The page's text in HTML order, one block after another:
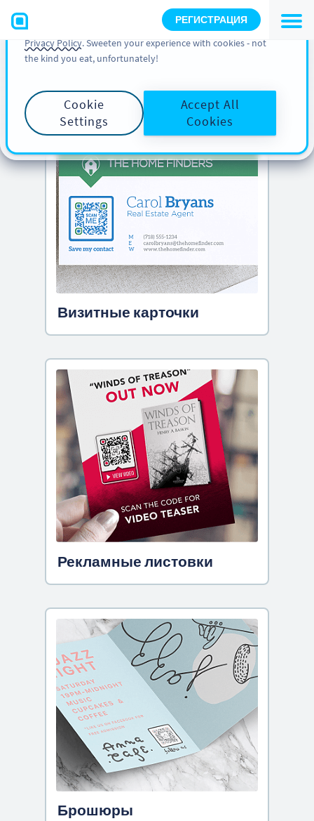
РЕГИСТРАЦИЯ
PRO TIP
Визитные карточки
Рекламные листовки
Брошюры
You can also find more information about cookies, our
analytic activities and your rights in our Cookie Policyand
Privacy Policy. Sweeten your experience with cookies - not
the kind you eat, unfortunately!
Cookie
Settings
Accept All
Cookies